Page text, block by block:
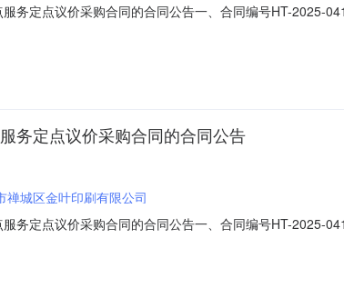
务定点议价采购合同的合同公告一、合同编号HT-2025-
方式：13431681612供应商(乙方)：佛山市展恒印刷科
务定点议价采购合同的合同公告
禅城区金叶印刷有限公司
务定点议价采购合同的合同公告一、合同编号HT-2025-
方式：13431681612供应商(乙方)：佛山市禅城区金叶